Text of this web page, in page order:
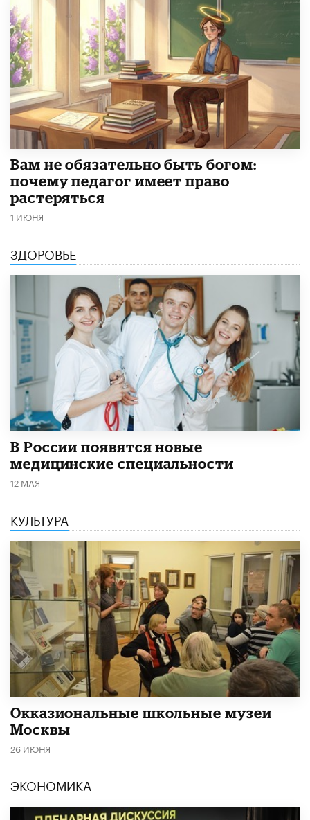
​Вам не обязательно быть богом:
почему педагог имеет право
растеряться
1 ИЮНЯ
ЗДОРОВЬЕ
В России появятся новые
медицинские специальности
12 МАЯ
КУЛЬТУРА
​Окказиональные школьные музеи
Москвы
26 ИЮНЯ
ЭКОНОМИКА